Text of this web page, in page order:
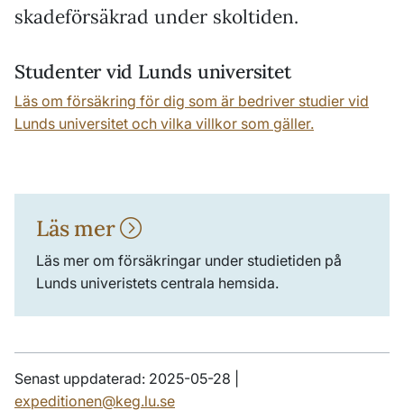
skadeförsäkrad under skoltiden.
Studenter vid Lunds universitet
Läs om försäkring för dig som är bedriver studier vid
Lunds universitet och vilka villkor som gäller.
Läs mer
Läs mer om försäkringar under studietiden på
Lunds univeristets centrala hemsida.
Senast uppdaterad: 2025-05-28 |
expeditionen@keg.lu.se